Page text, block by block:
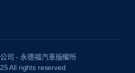
司 - 永德福汽車版權所
All rights reserved